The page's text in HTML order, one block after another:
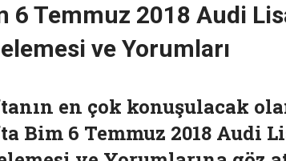
6 Temmuz 2018 Audi
ve Yorumları
en çok konuşulacak
Bim 6 Temmuz 2018 Audi